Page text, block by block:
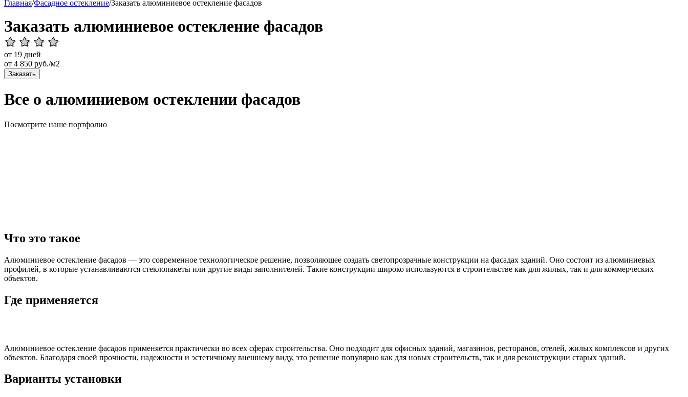
Главная/Фасадное остекление/Заказать алюминиевое остекление фасадов
Заказать алюминиевое остекление фасадов
от 19 дней
от 4 850 руб./м2
Заказать
Все о алюминиевом остеклении фасадов
Посмотрите наше портфолио
Что это такое
Алюминиевое остекление фасадов — это современное технологическое решение, позволяющее создать светопрозрачные конструкции на фасадах зданий. Оно состоит из алюминиевых
профилей, в которые устанавливаются стеклопакеты или другие виды заполнителей. Такие конструкции широко используются в строительстве как для жилых, так и для коммерческих
объектов.
Где применяется
Алюминиевое остекление фасадов применяется практически во всех сферах строительства. Оно подходит для офисных зданий, магазинов, ресторанов, отелей, жилых комплексов и других
объектов. Благодаря своей прочности, надежности и эстетичному внешнему виду, это решение популярно как для новых строительств, так и для реконструкции старых зданий.
Варианты установки